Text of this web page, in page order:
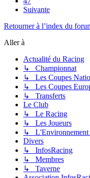
Suivante
Retourner à l’index du
Aller à
Actualité du Racing
↳ Championnat
↳ Les Coupes
↳ Les Coupes
↳ Transferts
Le Club
↳ Le Racing
↳ Les Joueurs
↳ L'Environnement
Divers
↳ InfosRacing
↳ Membres
↳ Taverne